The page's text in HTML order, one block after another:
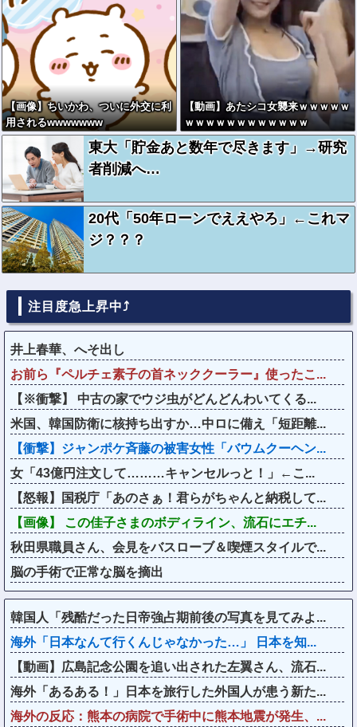
【画像】ちいかわ、ついに外交に利
用されるwwwwwww
【動画】あたシコ女襲来ｗｗｗｗｗ
ｗｗｗｗｗｗｗｗｗｗｗｗ
東大「貯金あと数年で尽きます」→研究
者削減へ…
20代「50年ローンでええやろ」←これマ
ジ？？？
注目度急上昇中⤴
井上春華、へそ出し
お前ら『ペルチェ素子の首ネッククーラー』使ったこ...
【※衝撃】 中古の家でウジ虫がどんどんわいてくる...
米国、韓国防衛に核持ち出すか…中ロに備え「短距離...
【衝撃】ジャンポケ斉藤の被害女性「バウムクーヘン...
女「43億円注文して………キャンセルっと！」←こ...
【怒報】国税庁「あのさぁ！君らがちゃんと納税して...
【画像】 この佳子さまのボディライン、流石にエチ...
秋田県職員さん、会見をバスローブ＆喫煙スタイルで...
脳の手術で正常な脳を摘出
韓国人「残酷だった日帝強占期前後の写真を見てみよ...
海外「日本なんて行くんじゃなかった…」 日本を知...
【動画】広島記念公園を追い出された左翼さん、流石...
海外「あるある！」日本を旅行した外国人が患う新た...
海外の反応：熊本の病院で手術中に熊本地震が発生、...